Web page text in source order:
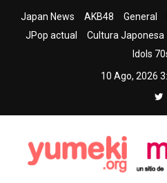
Japan News AKB48 General
JPop actual
Cultura Japonesa
Idols
10 Ago, 2026